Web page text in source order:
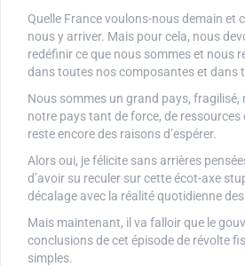
Quelle France voulons-nous demain et
nous y arriver. Mais pour cela, nous
redéfinir ce que nous sommes et nous
dans toutes nos composantes et dans
Nous sommes un grand pays, fragilisé,
notre pays tant de force, de ressources
reste encore des raisons d’espérer.
Alors oui, je félicite sans arrières
d’avoir su reculer sur cette écot-axe
décalage avec la réalité quotidienne
Mais maintenant, il va falloir que le
conclusions de cet épisode de révolte
simples.